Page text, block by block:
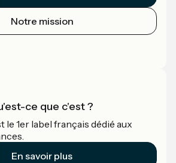
Notre mission
ce que c'est ?
le 1er label français dédié aux
En savoir plus